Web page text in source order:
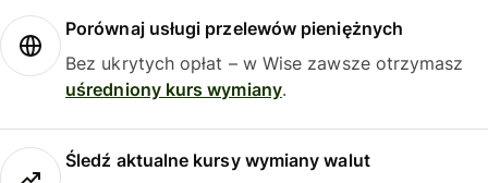
Porównaj usługi przelewów pieniężnych
Bez ukrytych opłat – w Wise zawsze otrzymasz
uśredniony kurs wymiany.
Śledź aktualne kursy wymiany walut